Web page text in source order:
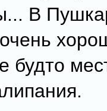
В
будто